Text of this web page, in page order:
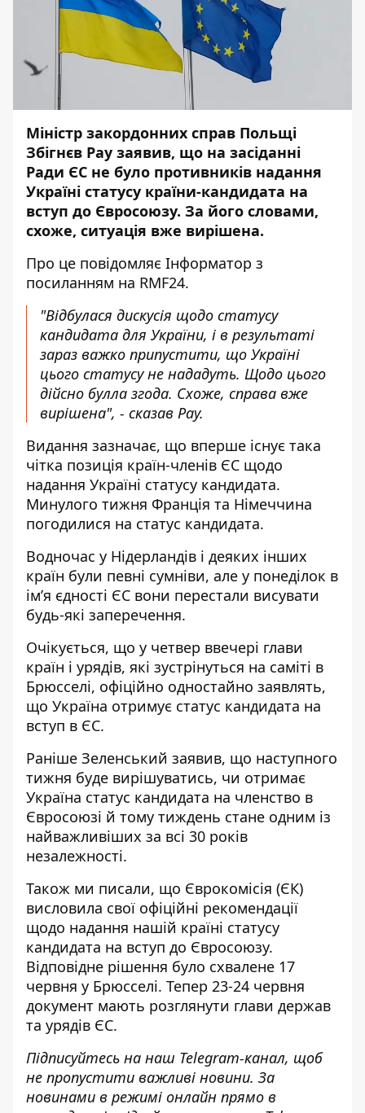
Міністр закордонних справ Польщі
Збігнєв Рау заявив, що на засіданні
Ради ЄС не було противників надання
Україні статусу країни-кандидата на
вступ до Євросоюзу. За його словами,
схоже, ситуація вже вирішена.
Про це повідомляє Інформатор з
посиланням на RMF24.
"Відбулася дискусія щодо статусу
кандидата для України, і в результаті
зараз важко припустити, що Україні
цього статусу не нададуть. Щодо цього
дійсно булла згода. Схоже, справа вже
вирішена", - сказав Рау.
Видання зазначає, що вперше існує така
чітка позиція країн-членів ЄС щодо
надання Україні статусу кандидата.
Минулого тижня Франція та Німеччина
погодилися на статус кандидата.
Водночас у Нідерландів і деяких інших
країн були певні сумніви, але у понеділок в
ім’я єдності ЄС вони перестали висувати
будь-які заперечення.
Очікується, що у четвер ввечері глави
країн і урядів, які зустрінуться на саміті в
Брюсселі, офіційно одностайно заявлять,
що Україна отримує статус кандидата на
вступ в ЄС.
Раніше Зеленський заявив, що наступного
тижня буде вирішуватись, чи отримає
Україна статус кандидата на членство в
Євросоюзі й тому тиждень стане одним із
найважливіших за всі 30 років
незалежності.
Також ми писали, що Єврокомісія (ЄК)
висловила свої офіційні рекомендації
щодо надання нашій країні статусу
кандидата на вступ до Євросоюзу.
Відповідне рішення було схвалене 17
червня у Брюсселі. Тепер 23-24 червня
документ мають розглянути глави держав
та урядів ЄС.
Підписуйтесь на наш Telegram-канал, щоб
не пропустити важливі новини. За
новинами в режимі онлайн прямо в